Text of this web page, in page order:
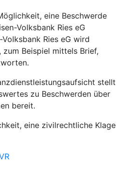
eine Beschwerde
Volksbank Ries eG
Ries eG wird
Beispiel mittels Brief,
stellt
zu Beschwerden über
bereit.
eine zivilrechtliche Klage